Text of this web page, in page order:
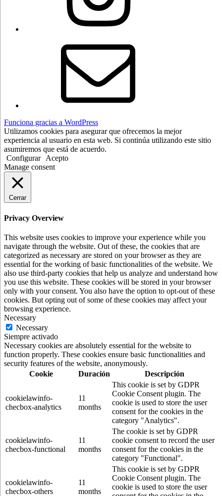
Funciona gracias a WordPress
Utilizamos cookies para asegurar que ofrecemos la mejor
experiencia al usuario en esta web. Si continúa utilizando este sitio
asumiremos que está de acuerdo.
Configurar
Acepto
Manage consent
Cerrar
Privacy Overview
This website uses cookies to improve your experience while you
navigate through the website. Out of these, the cookies that are
categorized as necessary are stored on your browser as they are
essential for the working of basic functionalities of the website. We
also use third-party cookies that help us analyze and understand how
you use this website. These cookies will be stored in your browser
only with your consent. You also have the option to opt-out of these
cookies. But opting out of some of these cookies may affect your
browsing experience.
Necessary
Necessary
Siempre activado
Necessary cookies are absolutely essential for the website to
function properly. These cookies ensure basic functionalities and
security features of the website, anonymously.
Cookie
Duración Descripción
cookielawinfo-
checbox-analytics
11
months
This cookie is set by GDPR
Cookie Consent plugin. The
cookie is used to store the user
consent for the cookies in the
category "Analytics".
cookielawinfo-
checbox-functional
11
months
The cookie is set by GDPR
cookie consent to record the user
consent for the cookies in the
category "Functional".
cookielawinfo-
checbox-others
11
months
This cookie is set by GDPR
Cookie Consent plugin. The
cookie is used to store the user